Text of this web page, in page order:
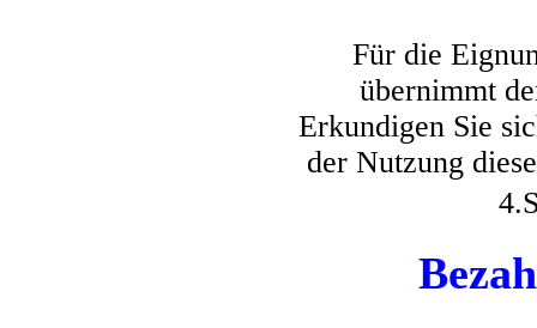
Für die
übernimmt
Erkundigen Sie
der Nutzung